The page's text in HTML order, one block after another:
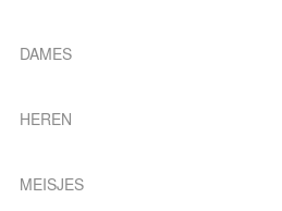
DAMES
HEREN
MEISJES